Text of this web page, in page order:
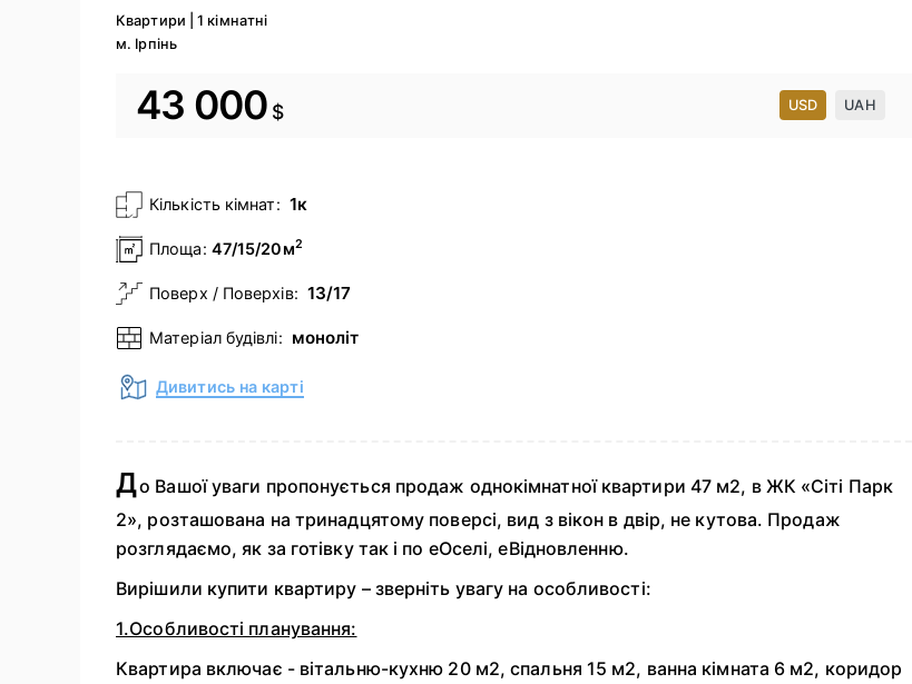
Квартири |1 кімнатні
м. Ірпінь
43 000 $ USD UAH
Кількість кімнат: 1к
Площа: 47/15/20м2
Поверх / Поверхів: 13/17
Матеріал будівлі: моноліт
Дивитись на карті
До Вашої уваги пропонується продаж однокімнатної квартири 47 м2, в ЖК «Сіті Парк
2», розташована на тринадцятому поверсі, вид з вікон в двір, не кутова. Продаж
розглядаємо, як за готівку так і по еОселі, еВідновленню.
Вирішили купити квартиру – зверніть увагу на особливості:
1.Особливості планування:
Квартира включає - вітальню-кухню 20 м2, спальня 15 м2, ванна кімната 6 м2, коридор